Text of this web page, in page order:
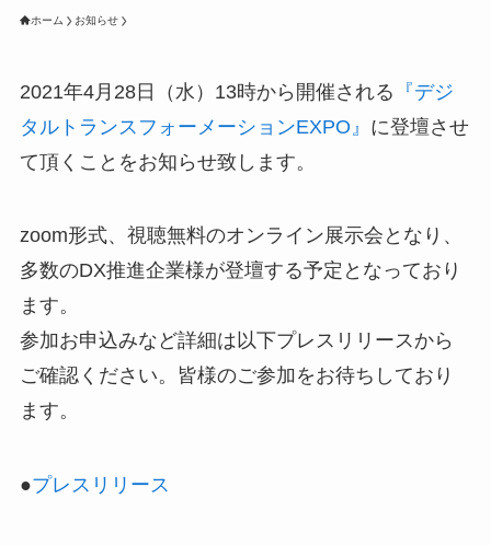
ホーム お知らせ
2021年4月28日（水）13時から開催される 『デジ
タルトランスフォーメーションEXPO』 に登壇させ
て頂くことをお知らせ致します。
zoom形式、視聴無料のオンライン展示会となり、
多数のDX推進企業様が登壇する予定となっており
ます。
参加お申込みなど詳細は以下プレスリリースから
ご確認ください。皆様のご参加をお待ちしており
ます。
●プレスリリース